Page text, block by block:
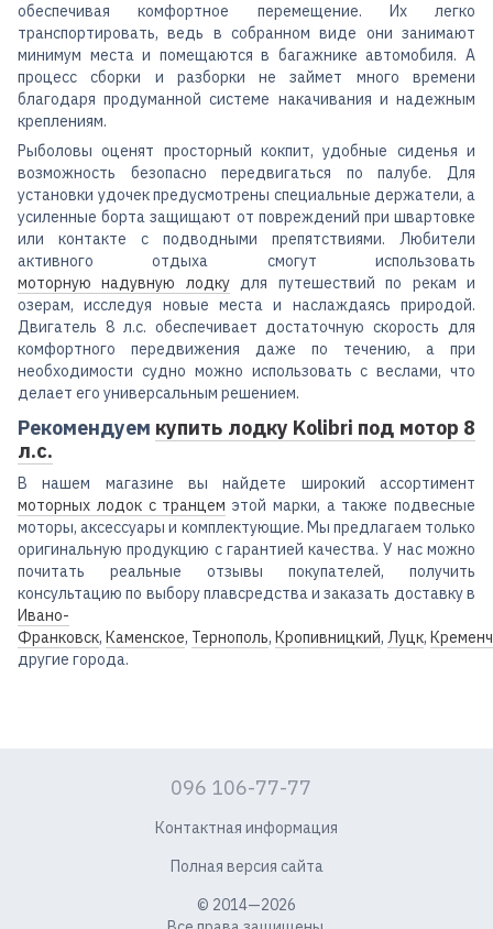
обеспечивая комфортное перемещение. Их легко
транспортировать, ведь в собранном виде они занимают
минимум места и помещаются в багажнике автомобиля. А
процесс сборки и разборки не займет много времени
благодаря продуманной системе накачивания и надежным
креплениям.
Рыболовы оценят просторный кокпит, удобные сиденья и
возможность безопасно передвигаться по палубе. Для
установки удочек предусмотрены специальные держатели, а
усиленные борта защищают от повреждений при швартовке
или контакте с подводными препятствиями. Любители
активного отдыха смогут использовать
моторную надувную лодкудля путешествий по рекам и
озерам, исследуя новые места и наслаждаясь природой.
Двигатель 8 л.с. обеспечивает достаточную скорость для
комфортного передвижения даже по течению, а при
необходимости судно можно использовать с веслами, что
делает его универсальным решением.
Рекомендуем купить лодку Kolibri под мотор 8
л.с.
В нашем магазине вы найдете широкий ассортимент
моторных лодок с транцем этой марки, а также подвесные
моторы, аксессуары и комплектующие. Мы предлагаем только
оригинальную продукцию с гарантией качества. У нас можно
почитать реальные отзывы покупателей, получить
консультацию по выбору плавсредства и заказать доставку в
Ивано-
Франковск, Каменское, Тернополь, Кропивницкий, Луцк,
другие города.
096 106-77-77
Контактная информация
Полная версия сайта
© 2014—2026